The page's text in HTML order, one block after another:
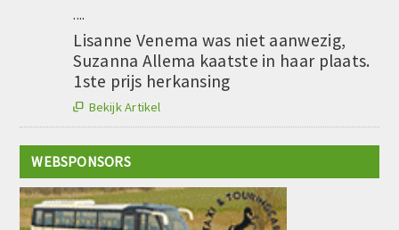
....
Lisanne Venema was niet aanwezig,
Suzanna Allema kaatste in haar plaats.
1ste prijs herkansing
 Bekijk Artikel
WEBSPONSORS